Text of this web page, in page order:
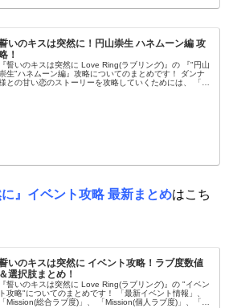
いのキスは突然に！円山崇生 ハネムーン編 攻
！
『誓いのキスは突然に Love Ring(ラブリング)』の 『"円山
生"ハネムーン編』攻略についてのまとめです！ ダンナ
との甘い恋のストーリーを攻略していくためには、 「奥
に』イベント攻略 最新まとめはこち
いのキスは突然に イベント攻略！ラブ度数値
＆選択肢まとめ！
『誓いのキスは突然に Love Ring(ラブリング)』の "イベン
ト攻略"についてのまとめです！ 「最新イベント情報」、
「Mission(総合ラブ度)」、 「Mission(個人ラブ度)」、「選